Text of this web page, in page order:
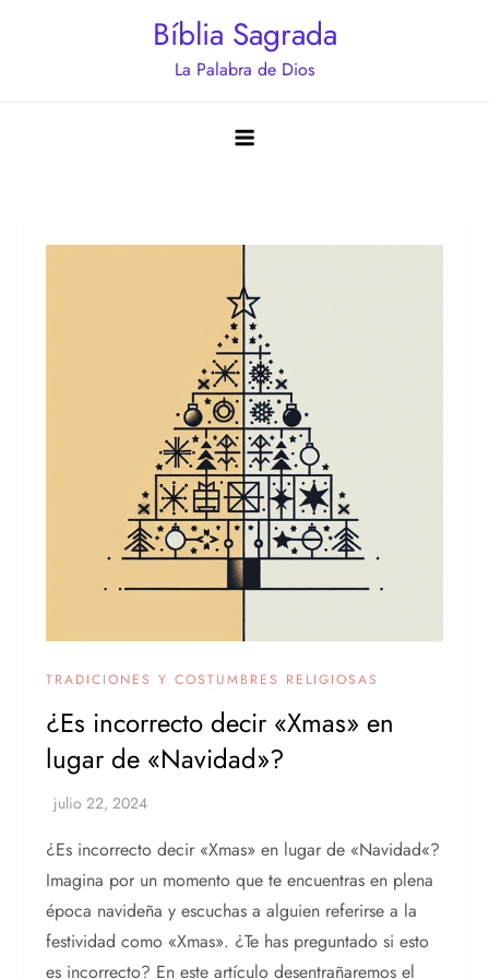
Bíblia Sagrada
La Palabra de Dios
TRADICIONES Y COSTUMBRES RELIGIOSAS
¿Es incorrecto decir «Xmas» en
lugar de «Navidad»?
¿Es incorrecto decir «Xmas» en lugar de «Navidad«?
Imagina por un momento que te encuentras en plena
época navideña y escuchas a alguien referirse a la
festividad como «Xmas». ¿Te has preguntado si esto
es incorrecto? En este artículo desentrañaremos el